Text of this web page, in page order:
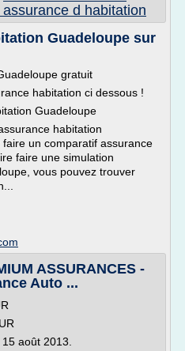
d habitation
Guadeloupe sur
gratuit
habitation ci dessous !
Guadeloupe
habitation
un comparatif assurance
faire une simulation
vous pouvez trouver
ASSURANCES -
Auto ...
août 2013.